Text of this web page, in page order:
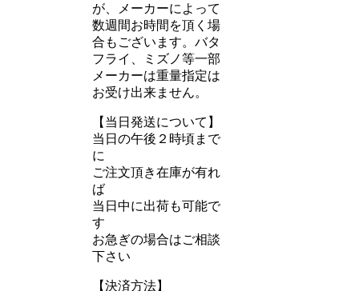
が、メーカーによって
数週間お時間を頂く場
合もございます。バタ
フライ、ミズノ等一部
メーカーは重量指定は
お受け出来ません。
【当日発送について】
当日の午後２時頃まで
に
ご注文頂き在庫が有れ
ば
当日中に出荷も可能で
す
お急ぎの場合はご相談
下さい
【決済方法】